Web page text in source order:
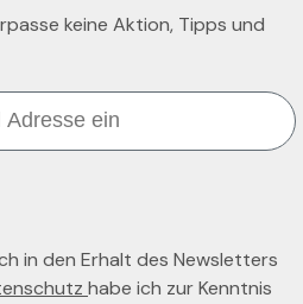
keine Aktion, Tipps und
in den Erhalt des Newsletters
habe ich zur Kenntnis